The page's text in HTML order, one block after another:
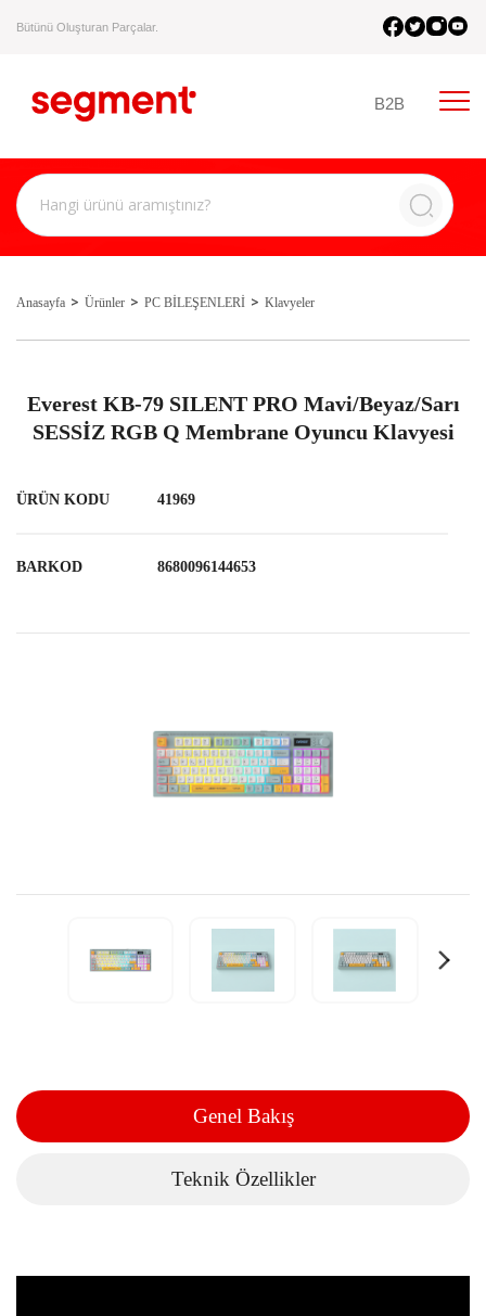
Bütünü Oluşturan Parçalar.
B2B
Anasayfa Ürünler PC BİLEŞENLERİ Klavyeler
Everest KB-79 SILENT PRO Mavi/Beyaz/Sarı
SESSİZ RGB Q Membrane Oyuncu Klavyesi
ÜRÜN KODU 41969
BARKOD 8680096144653
Genel Bakış
Teknik Özellikler